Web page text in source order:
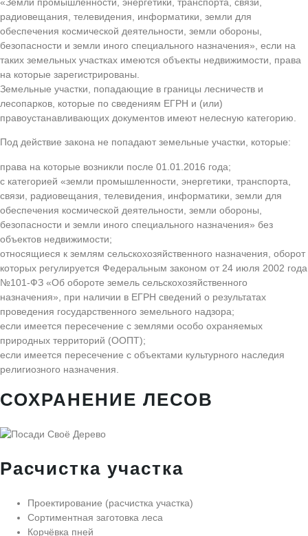
радиовещания, телевидения, информатики, земли для
обеспечения космической деятельности, земли обороны,
безопасности и земли иного специального назначения», если на
таких земельных участках имеются объекты недвижимости, права
на которые зарегистрированы.
Земельные участки, попадающие в границы лесничеств и
лесопарков, которые по сведениям ЕГРН и (или)
правоустанавливающих документов имеют нелесную категорию.
Под действие закона не попадают земельные участки, которые:
права на которые возникли после 01.01.2016 года;
с категорией «земли промышленности, энергетики, транспорта,
связи, радиовещания, телевидения, информатики, земли для
обеспечения космической деятельности, земли обороны,
безопасности и земли иного специального назначения» без
объектов недвижимости;
относящиеся к землям сельскохозяйственного назначения, оборот
которых регулируется Федеральным законом от 24 июля 2002 года
№101-ФЗ «Об обороте земель сельскохозяйственного
назначения», при наличии в ЕГРН сведений о результатах
проведения государственного земельного надзора;
если имеется пересечение с землями особо охраняемых
природных территорий (ООПТ);
если имеется пересечение с объектами культурного наследия
религиозного назначения.
СОХРАНЕНИЕ ЛЕСОВ
Расчистка участка
Проектирование (расчистка участка)
Сортиментная заготовка леса
Корчёвка пней